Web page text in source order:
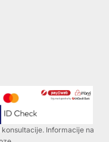
Informacije na